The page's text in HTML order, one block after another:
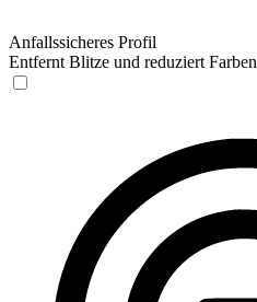
Anfallssicheres Profil
Entfernt Blitze und reduziert Farben